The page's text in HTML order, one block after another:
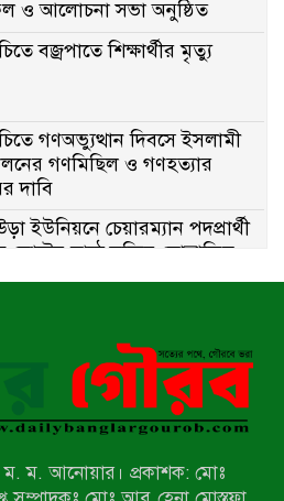
ও আলোচনা সভা অনুষ্ঠিত
বজ্রপাতে শিক্ষার্থীর মৃত্যু
গণঅভ্যুত্থান দিবসে ইসলামী
গণমিছিল ও গণহত্যার
দাবি
ইউনিয়নে চেয়ারম্যান পদপ্রার্থী
ভোটের মাঠে সক্রিয় মোত্তাকিম
সন্ত্রাসী হামলায় বিএনপি নেতা
জখম
পাহাড়ে র‍্যাবের অভিযান:
ম. ম. আনোয়ার। প্রকাশক: মোঃ